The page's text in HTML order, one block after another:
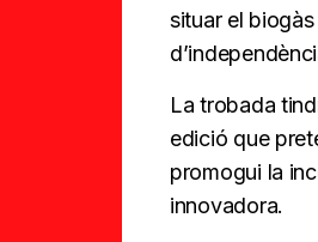
situar el
La trobada
edició que
promogui la
innovadora.